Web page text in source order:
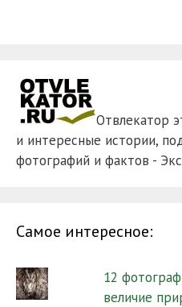
Отвлекатор
и интересные истории,
фотографий и фактов -
Самое интересное:
12
величие